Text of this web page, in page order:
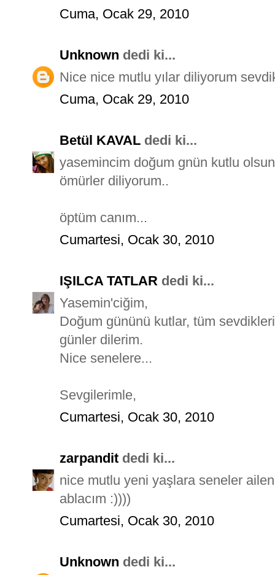
Cuma, Ocak 29, 2010
Unknown dedi ki...
Nice nice mutlu yılar diliyorum
Cuma, Ocak 29, 2010
Betül KAVAL dedi ki...
yasemincim doğum gnün kutlu
ömürler diliyorum..
öptüm canım...
Cumartesi, Ocak 30, 2010
IŞILCA TATLAR dedi ki...
Yasemin'ciğim,
Doğum gününü kutlar, tüm
günler dilerim.
Nice senelere...
Sevgilerimle,
Cumartesi, Ocak 30, 2010
zarpandit dedi ki...
nice mutlu yeni yaşlara seneler
ablacım :))))
Cumartesi, Ocak 30, 2010
Unknown dedi ki...